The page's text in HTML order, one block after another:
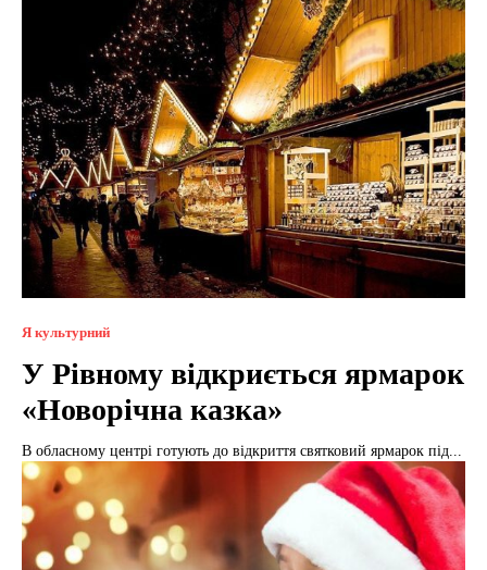
Я культурний
У Рівному відкриється ярмарок
«Новорічна казка»
В обласному центрі готують до відкриття святковий ярмарок під...